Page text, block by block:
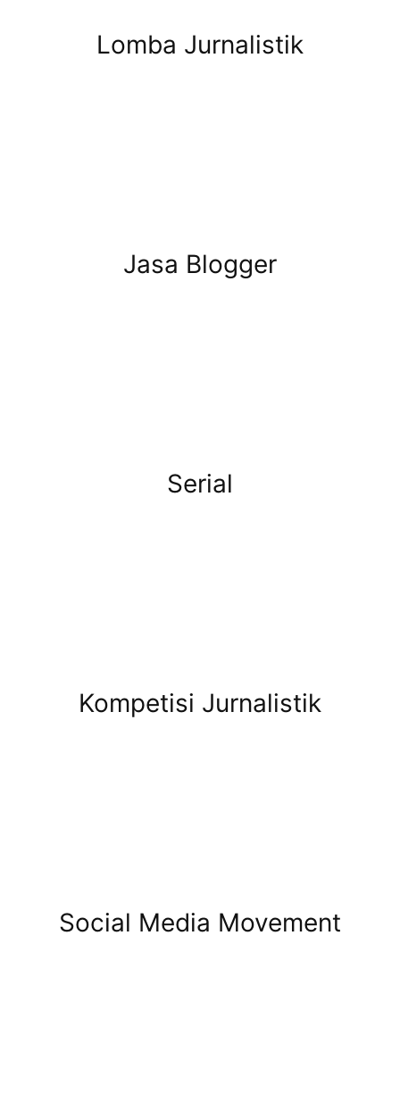
Lomba Jurnalistik
Jasa Blogger
Serial
Kompetisi Jurnalistik
Social Media Movement